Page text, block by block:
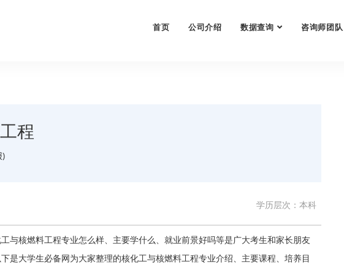
首页 公司介绍 数据查询 咨询师团队
程
)
学历层次：本科
与核燃料工程专业怎么样、主要学什么、就业前景好吗等是广大考生和家长朋友
是大学生必备网为大家整理的核化工与核燃料工程专业介绍、主要课程、培养目